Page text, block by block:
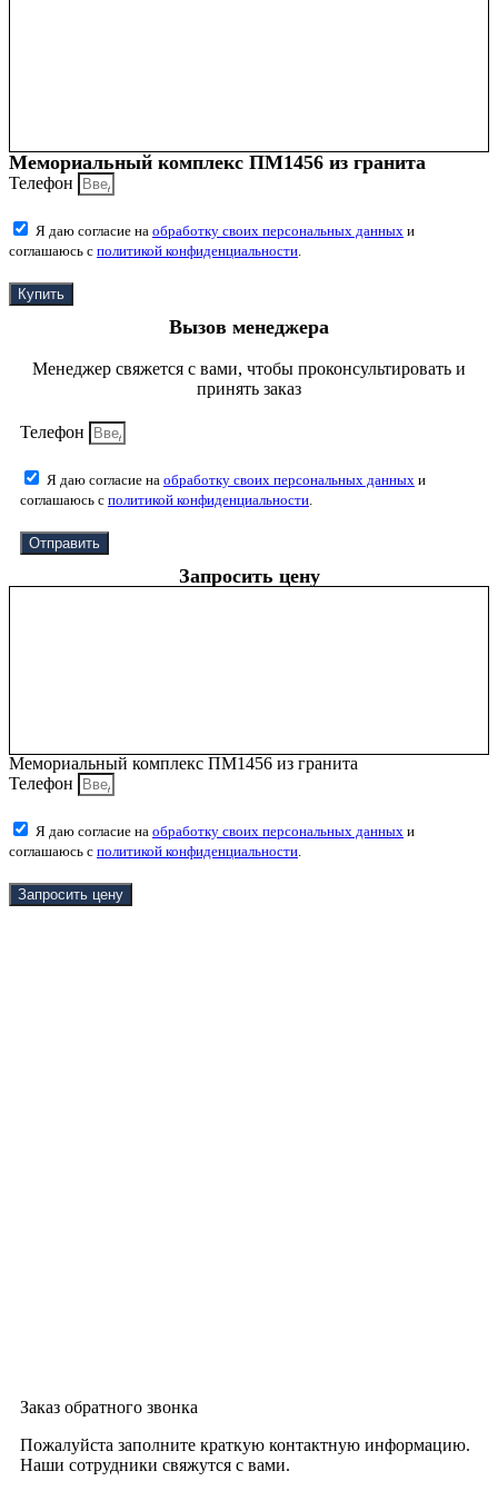
Мемориальный комплекс ПМ1456 из гранита
Телефон
Я даю согласие на обработку своих персональных данных и
соглашаюсь с политикой конфиденциальности
Купить
Вызов менеджера
Менеджер свяжется с вами, чтобы проконсультировать и
принять заказ
Телефон
Я даю согласие на обработку своих персональных данных и
соглашаюсь с политикой конфиденциальности
Отправить
Запросить цену
Мемориальный комплекс ПМ1456 из гранита
Телефон
Я даю согласие на обработку своих персональных данных и
соглашаюсь с политикой конфиденциальности
Запросить цену
Заказ обратного звонка
Пожалуйста заполните краткую контактную информацию.
Наши сотрудники свяжутся с вами.